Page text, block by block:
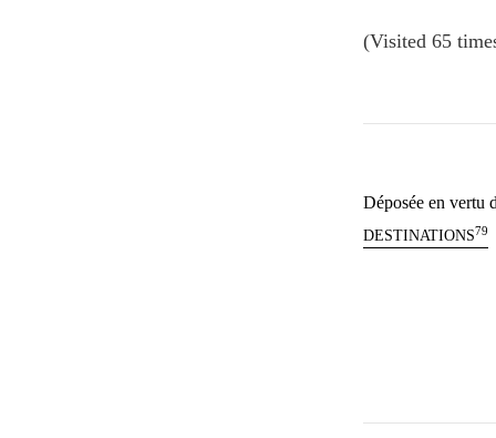
(Visited 65
Déposée en vertu
DESTINATIONS79